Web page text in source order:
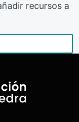
recursos a